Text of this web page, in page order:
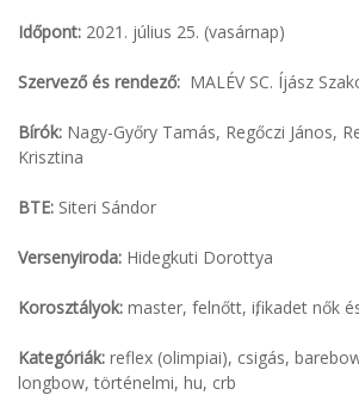
Időpont: 2021. július 25. (vasárnap)
Szervező és rendező: MALÉV SC. Íjász
Bírók: Nagy-Győry Tamás, Regőczi János,
Krisztina
BTE: Siteri Sándor
Versenyiroda: Hidegkuti Dorottya
Korosztályok: master, felnőtt, ifi, kadet nők
Kategóriák: reflex (olimpiai), csigás,
longbow, történelmi, hu, crb